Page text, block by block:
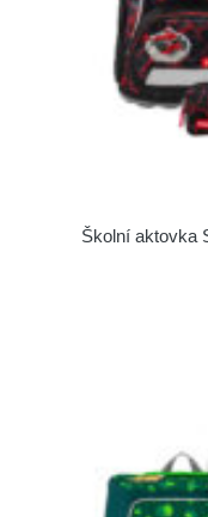
Školní aktovka